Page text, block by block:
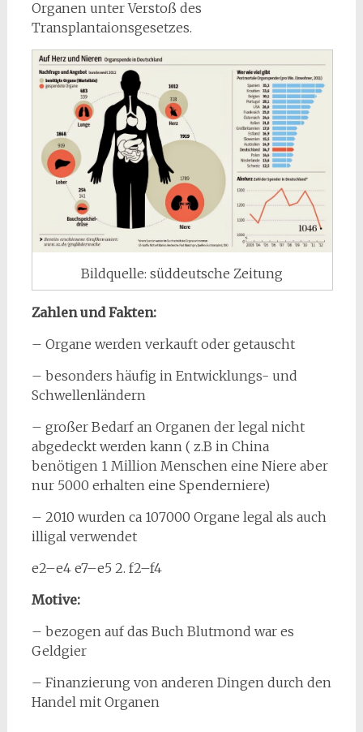
Organen unter Verstoß des
Transplantaionsgesetzes.
Bildquelle: süddeutsche Zeitung
Zahlen und Fakten:
– Organe werden verkauft oder getauscht
– besonders häufig in Entwicklungs- und
Schwellenländern
– großer Bedarf an Organen der legal nicht
abgedeckt werden kann ( z.B in China
benötigen 1 Million Menschen eine Niere aber
nur 5000 erhalten eine Spenderniere)
– 2010 wurden ca 107000 Organe legal als auch
illigal verwendet
e2–e4 e7–e5 2. f2–f4
Motive:
– bezogen auf das Buch Blutmond war es
Geldgier
– Finanzierung von anderen Dingen durch den
Handel mit Organen